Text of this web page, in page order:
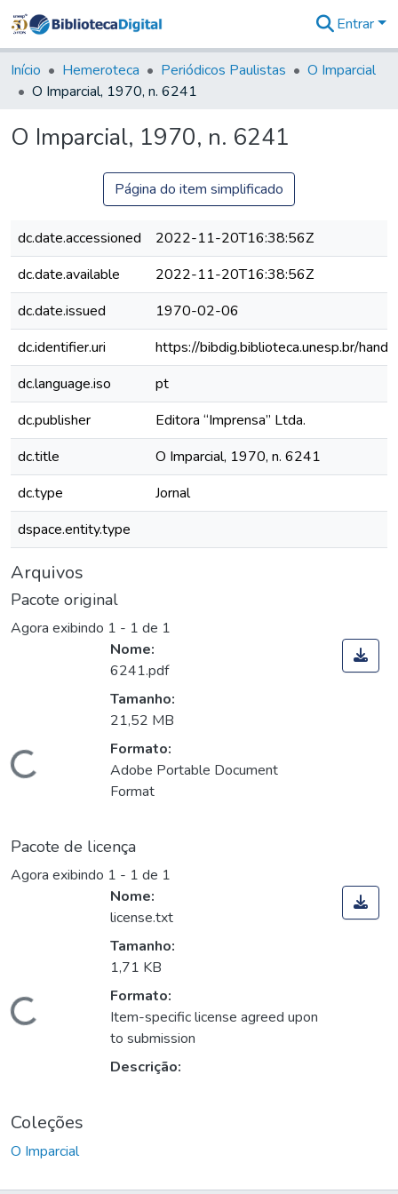
&
Coleções
Tudo na
Digital
Entrar
Início Hemeroteca Periódicos Paulistas
O Imparcial
O Imparcial, 1970, n. 6241
O Imparcial, 1970, n. 6241
Página do item simplificado
dc.date.accessioned
2022-11-20T16:38:56Z
dc.date.available
2022-11-20T16:38:56Z
dc.date.issued
1970-02-06
dc.identifier.uri
https://bibdig.biblioteca.unesp.br/
dc.language.iso
pt
dc.publisher
Editora “Imprensa” Ltda.
dc.title
O Imparcial, 1970, n. 6241
dc.type
Jornal
dspace.entity.type
Arquivos
Pacote original
Agora exibindo 1 - 1 de 1
Carregando...
Nome:
6241.pdf
Tamanho:
21,52 MB
Formato:
Adobe Portable Document
Format
Pacote de licença
Agora exibindo 1 - 1 de 1
Carregando...
Nome:
license.txt
Tamanho:
1,71 KB
Formato:
Item-specific license agreed upon
to submission
Descrição:
Coleções
O Imparcial